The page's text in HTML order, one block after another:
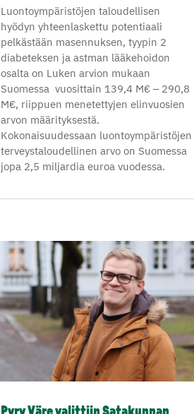
Luontoympäristöjen taloudellisen
hyödyn yhteenlaskettu potentiaali
pelkästään masennuksen, tyypin 2
diabeteksen ja astman lääkehoidon
osalta on Luken arvion mukaan
Suomessa vuosittain 139,4 M€ ‒ 290,8
M€, riippuen menetettyjen elinvuosien
arvon määrityksestä.
Kokonaisuudessaan luontoympäristöjen
terveystaloudellinen arvo on Suomessa
jopa 2,5 miljardia euroa vuodessa.